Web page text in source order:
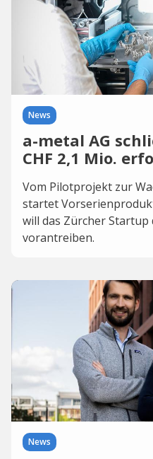
News
a-metal AG
CHF 2,1 Mio.
Vom Pilotprojekt zur
startet
will das Zürcher
vorantreiben.
News